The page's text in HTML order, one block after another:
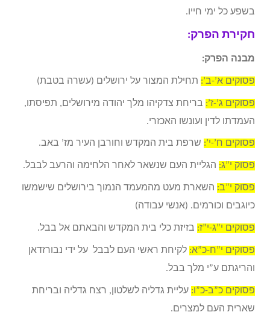
בשפע כל ימי חייו.
חקירת הפרק:
מבנה הפרק:
פסוקים א’-ב’: תחילת המצור על ירושלים (עשרה בטבת)
פסוקים ג’-ז’: בריחת צדקיהו מלך יהודה מירושלים, תפיסתו,
העמדתו לדין ועונשו האכזרי.
פסוקים ח’-י’: שרפת בית המקדש וחורבן העיר מז’ באב.
פסוק י”ג: הגליית העם שנשאר לאחר הלחימה והרעב לבבל.
פסוק י”ב: השארת מעט מהמעמד הנמוך בירושלים שישמשו
כיוגבים וכורמים. (אנשי עבודה)
פסוקים י”ג-י”ז: בזיזת כלי בית המקדש והבאתם אל בבל.
פסוקים י”ח-כ”א: לקיחת ראשי העם לבבל על ידי נבורזדאן
והריגתם ע”י מלך בבל.
פסוקים כ”ב-כ”ו: עליית גדליה לשלטון, רצח גדליה ובריחת
שארית העם למצרים.